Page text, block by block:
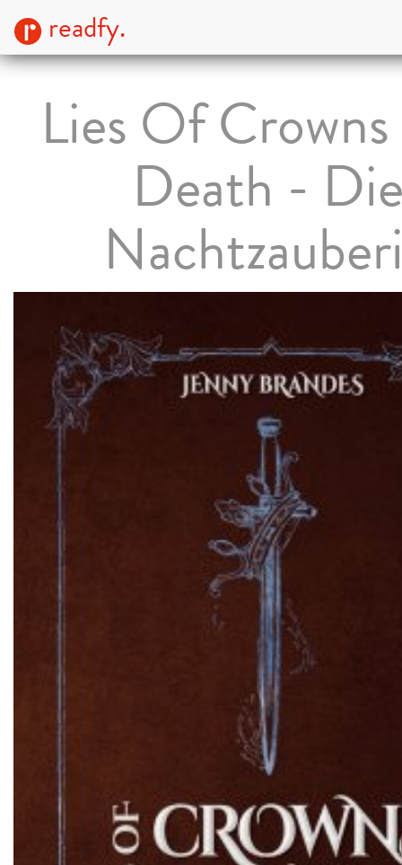
readfy.
Lies Of
Death -